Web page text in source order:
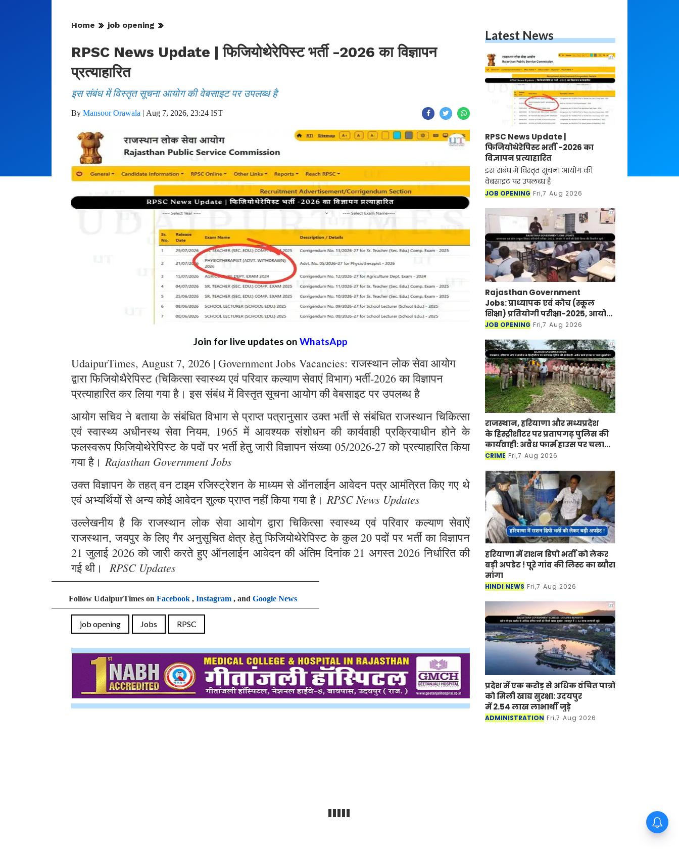
Home job opening
RPSC News Update | फिजियोथेरेपिस्ट भर्ती -2026 का विज्ञापन
प्रत्याहारित
इस संबंध में विस्तृत सूचना आयोग की वेबसाइट पर उपलब्ध है
By Mansoor Orawala | Aug 7, 2026, 23:24 IST
Join for live updates on WhatsApp
UdaipurTimes, August 7, 2026 | Government Jobs Vacancies: राजस्थान लोक सेवा आयोग
द्वारा फिजियोथैरेपिस्ट (चिकित्सा स्वास्थ्य एवं परिवार कल्याण सेवाएं विभाग) भर्ती-2026 का विज्ञापन
प्रत्याहारित कर लिया गया है। इस संबंध में विस्तृत सूचना आयोग की वेबसाइट पर उपलब्ध है
आयोग सचिव ने बताया के संबंधित विभाग से प्राप्त पत्रानुसार उक्त भर्ती से संबंधित राजस्थान चिकित्सा
एवं स्वास्थ्य अधीनस्थ सेवा नियम, 1965 में आवश्यक संशोधन की कार्यवाही प्रक्रियाधीन होने के
फलस्वरूप फिजियोथेरेपिस्ट के पदों पर भर्ती हेतु जारी विज्ञापन संख्या 05/2026-27 को प्रत्याहारित किया
गया है। Rajasthan Government Jobs
उक्त विज्ञापन के तहत् वन टाइम रजिस्ट्रेशन के माध्यम से ऑनलाईन आवेदन पत्र आमंत्रित किए गए थे
एवं अभ्यर्थियों से अन्य कोई आवेदन शुल्क प्राप्त नहीं किया गया है। RPSC News Updates
उल्लेखनीय है कि राजस्थान लोक सेवा आयोग द्वारा चिकित्सा स्वास्थ्य एवं परिवार कल्याण सेवाऐं
राजस्थान, जयपुर के लिए गैर अनुसूचित क्षेत्र हेतु फिजियोथेरेपिस्ट के कुल 20 पदों पर भर्ती का विज्ञापन
21 जुलाई 2026 को जारी करते हुए ऑनलाईन आवेदन की अंतिम दिनांक 21 अगस्त 2026 निर्धारित की
गई थी। RPSC Updates
Follow UdaipurTimes on Facebook , Instagram , and Google News
job opening Jobs RPSC
Latest News
RPSC News Update |
फिजियोथेरेपिस्ट भर्ती -2026 का
विज्ञापन प्रत्याहारित
इस संबंध में विस्तृत सूचना आयोग की
वेबसाइट पर उपलब्ध है
JOB OPENING Fri,7 Aug 2026
Rajasthan Government
Jobs: प्राध्यापक एवं कोच (स्कूल
शिक्षा) प्रतियोगी परीक्षा-2025, आयोग
ने जारी की हिंदी विषय की विचारित
JOB OPENING Fri,7 Aug 2026
राजस्थान, हरियाणा और मध्यप्रदेश
के हिस्ट्रीशीटर पर प्रतापगढ़ पुलिस की
कार्यवाही: अवैध फार्म हाउस पर चला
बुलडोजर
CRIME Fri,7 Aug 2026
हरियाणा में राशन डिपो भर्ती को लेकर
बड़ी अपडेट ! पूरे गांव की लिस्ट का ब्यौरा
मांगा
HINDI NEWS Fri,7 Aug 2026
प्रदेश में एक करोड़ से अधिक वंचित पात्रों
को मिली खाद्य सुरक्षा: उदयपुर
में 2.54 लाख लाभार्थी जुड़े
ADMINISTRATION Fri,7 Aug 2026